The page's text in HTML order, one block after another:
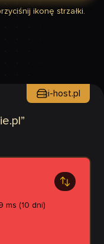
ikonę strzałki.
”
i-host.pl
ms (10 dni)